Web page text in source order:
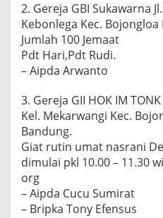
2. Gereja GBI Sukawarna
Kebonlega Kec.
Jumlah 100 Jemaat
Pdt Hari,Pdt Rudi.
– Aipda Arwanto
3. Gereja GII HOK IM
Kel. Mekarwangi Kec.
Bandung.
Giat rutin umat nasrani
dimulai pkl 10.00 – 11.30
org
– Aipda Cucu Sumirat
– Bripka Tony Efensus